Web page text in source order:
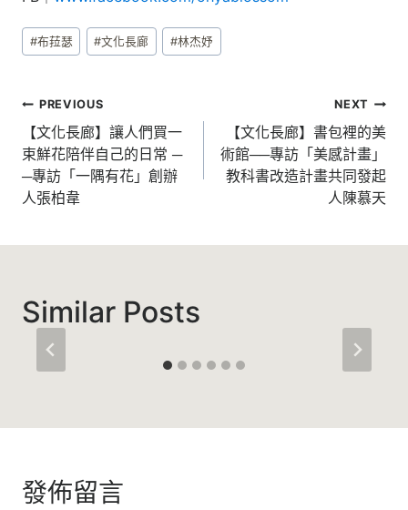
Post
Tags:
#布菈瑟 #文化長廊 #林杰妤
文
章
導
覽
PREVIOUS
【文化長廊】讓人們買一
束鮮花陪伴自己的日常 ─
─專訪「一隅有花」創辦
人張柏韋
NEXT
【文化長廊】書包裡的美
術館──專訪「美感計畫」
教科書改造計畫共同發起
人陳慕天
Similar Posts
發佈留言